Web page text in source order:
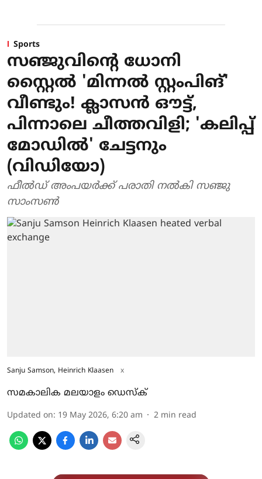
Sports
സ‍ഞ്ജുവിന്റെ ധോനി
സ്റ്റൈൽ 'മിന്നൽ സ്റ്റംപിങ്'
വീണ്ടും! ക്ലാസൻ ഔട്ട്,
പിന്നാലെ ചീത്തവിളി; 'കലിപ്പ്
മോഡിൽ' ചേട്ടനും
(വിഡിയോ)
ഫീൽഡ് അംപയർക്ക് പരാതി നൽകി സഞ്ജു
സാംസൺ
Sanju Samson, Heinrich Klaasen x
സമകാലിക മലയാളം ഡെസ്ക്
Updated on: 19 May 2026, 6:20 am 2 min read